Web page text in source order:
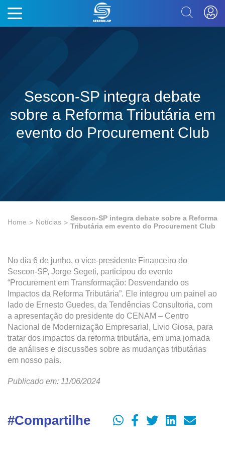
Sescon-SP integra debate
sobre a Reforma Tributária em
evento do Procurement Club
Home Notícias
Sescon-SP integra debate sobre a Reforma
Tributária em evento do Procurement Club
No dia 6 de junho, o vice-presidente Financeiro do
Sescon-SP, Jorge Segeti, participou do evento
“Procurement em Transformação: Desvendando os
Impactos da Reforma Tributária”. Ele integrou um painel ao
lado de Ernesto Guedes, da Tendências Consultoria, com
a apresentação do presidente do CENAM – Centro
Nacional de Modernização Empresarial, Livio Giosa, para
tratar dos impactos da reforma tributária, em uma jornada
de análises e discussões sobre as mudanças tributárias
em nosso país.
Publicado em: 11/06/2024
#Compartilhe